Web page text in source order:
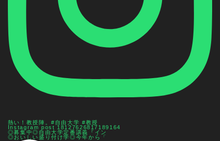
熱い！教授陣。#自由大学 #教授
Instagram post 18127626817189164
◎募集中◎自由大学定番講義『イン
◎おいしい盛り付け学◎今年から「